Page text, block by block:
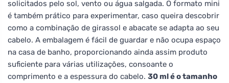
solicitados pelo sol, vento ou água salgada. O formato mini
é também prático para experimentar, caso queira descobrir
como a combinação de girassol e abacate se adapta ao seu
cabelo. A embalagem é fácil de guardar e não ocupa espaço
na casa de banho, proporcionando ainda assim produto
suficiente para várias utilizações, consoante o
comprimento e a espessura do cabelo. 30 ml é o tamanho